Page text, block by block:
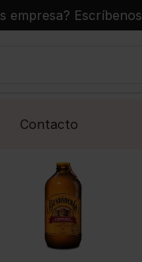
empresa?
Contacto